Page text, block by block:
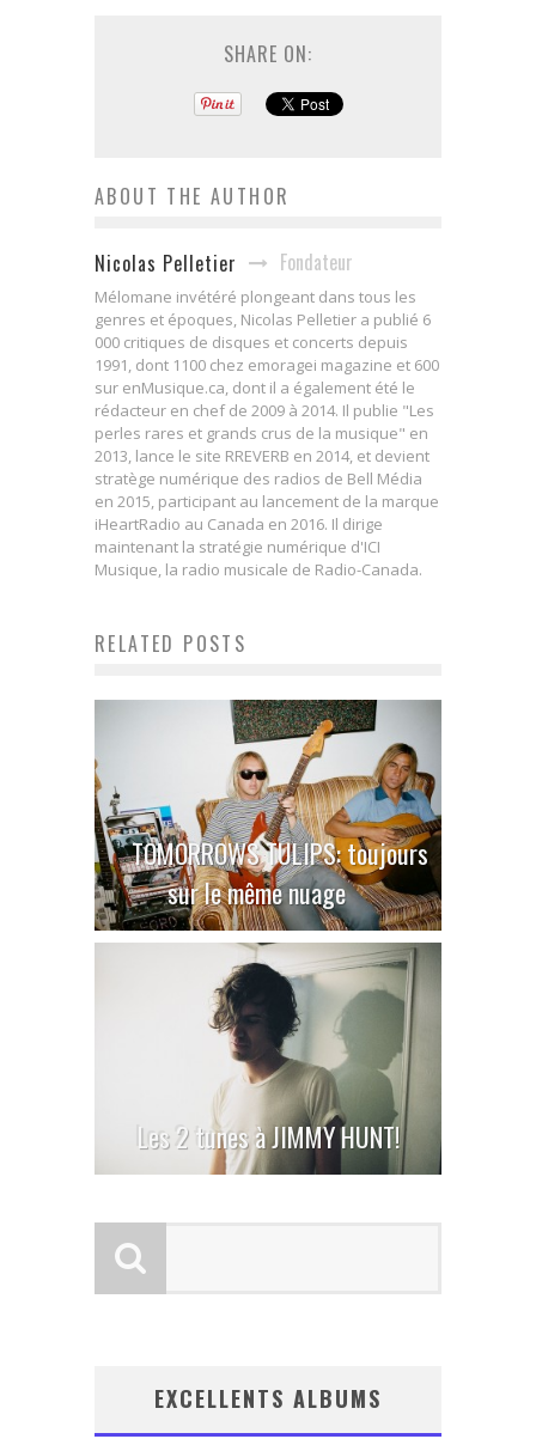
SHARE ON:
ABOUT THE AUTHOR
Nicolas Pelletier Fondateur
Mélomane invétéré plongeant dans tous les
genres et époques, Nicolas Pelletier a publié 6
000 critiques de disques et concerts depuis
1991, dont 1100 chez emoragei magazine et 600
sur enMusique.ca, dont il a également été le
rédacteur en chef de 2009 à 2014. Il publie "Les
perles rares et grands crus de la musique" en
2013, lance le site RREVERB en 2014, et devient
stratège numérique des radios de Bell Média
en 2015, participant au lancement de la marque
iHeartRadio au Canada en 2016. Il dirige
maintenant la stratégie numérique d'ICI
Musique, la radio musicale de Radio-Canada.
RELATED POSTS
TOMORROWS TULIPS: toujours
sur le même nuage
Les 2 tunes à JIMMY HUNT!
EXCELLENTS ALBUMS